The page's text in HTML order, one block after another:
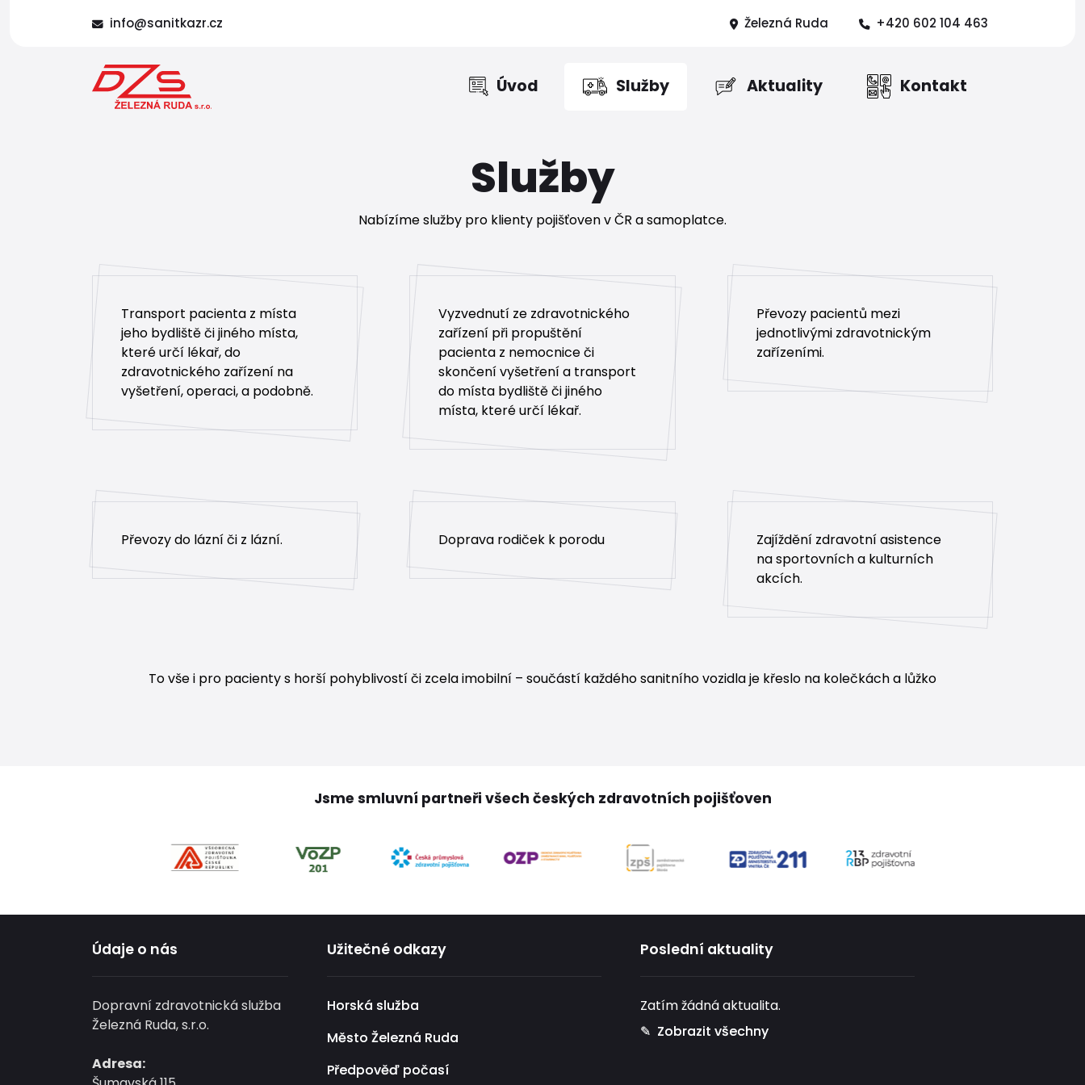
info@sanitkazr.cz Železná Ruda +420 602 104 463
Úvod Služby Aktuality Kontakt
Služby
Nabízíme služby pro klienty pojišťoven v ČR a samoplatce.
Transport pacienta z místa
jeho bydliště či jiného místa,
které určí lékař, do
zdravotnického zařízení na
vyšetření, operaci, a podobně.
Vyzvednutí ze zdravotnického
zařízení při propuštění
pacienta z nemocnice či
skončení vyšetření a transport
do místa bydliště či jiného
místa, které určí lékař.
Převozy pacientů mezi
jednotlivými zdravotnickým
zařízeními.
Převozy do lázní či z lázní. Doprava rodiček k porodu
Zajíždění zdravotní asistence
na sportovních a kulturních
akcích.
To vše i pro pacienty s horší pohyblivostí či zcela imobilní – součástí každého sanitního vozidla je křeslo na kolečkách a lůžko
Jsme smluvní partneři všech českých zdravotních pojišťoven
Údaje o nás
Dopravní zdravotnická služba
Železná Ruda, s.r.o.
Adresa:
Užitečné odkazy
Horská služba
Město Železná Ruda
Předpověď počasí
Poslední aktuality
Zatím žádná aktualita.
✎ Zobrazit všechny